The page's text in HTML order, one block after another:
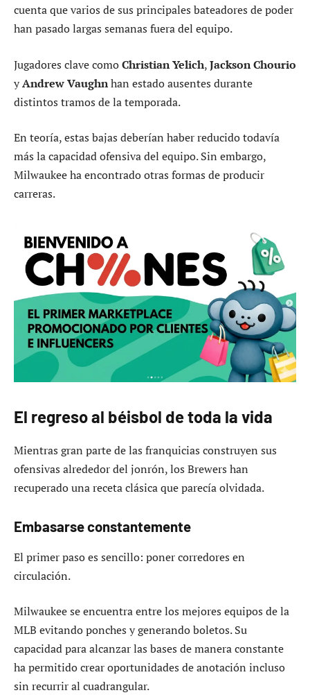
cuenta que varios de sus principales bateadores de poder
han pasado largas semanas fuera del equipo.
Jugadores clave comoChristian Yelich,Jackson Chourio
yAndrew Vaughnhan estado ausentes durante
distintos tramos de la temporada.
En teoría, estas bajas deberían haber reducido todavía
más la capacidad ofensiva del equipo. Sin embargo,
Milwaukee ha encontrado otras formas de producir
carreras.
El regreso al béisbol de toda la vida
Mientras gran parte de las franquicias construyen sus
ofensivas alrededor del jonrón, los Brewers han
recuperado una receta clásica que parecía olvidada.
Embasarse constantemente
El primer paso es sencillo: poner corredores en
circulación.
Milwaukee se encuentra entre los mejores equipos de la
MLB evitando ponches y generando boletos. Su
capacidad para alcanzar las bases de manera constante
ha permitido crear oportunidades de anotación incluso
sin recurrir al cuadrangular.